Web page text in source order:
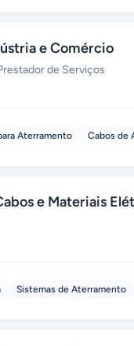
e Comércio
de Serviços
Aterramento Cabos de
e Materiais
Sistemas de Aterramento